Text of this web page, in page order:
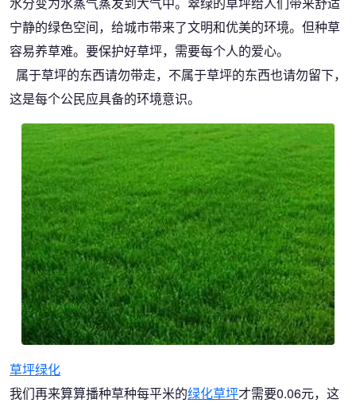
宁静的绿色空间，给城市带来了文明和优美的环境。但种草
容易养草难。要保护好草坪，需要每个人的爱心。
属于草坪的东西请勿带走，不属于草坪的东西也请勿留下，
这是每个公民应具备的环境意识。
草坪绿化
我们再来算算播种草种每平米的绿化草坪才需要0.06元，这